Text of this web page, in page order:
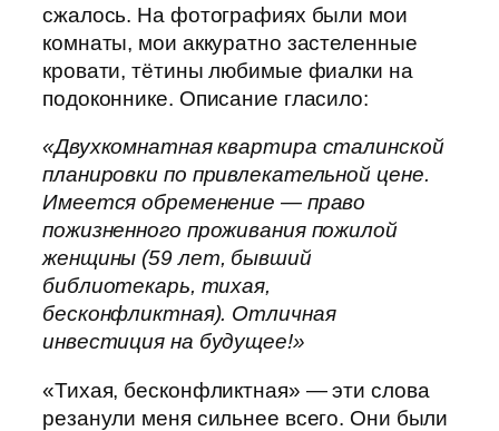
сжалось. На фотографиях были мои
комнаты, мои аккуратно застеленные
кровати, тётины любимые фиалки на
подоконнике. Описание гласило:
«Двухкомнатная квартира сталинской
планировки по привлекательной цене.
Имеется обременение — право
пожизненного проживания пожилой
женщины (59 лет, бывший
библиотекарь, тихая,
бесконфликтная). Отличная
инвестиция на будущее!»
«Тихая, бесконфликтная» — эти слова
резанули меня сильнее всего. Они были